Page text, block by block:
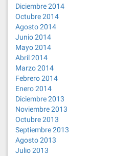
Diciembre 2014
Octubre 2014
Agosto 2014
Junio 2014
Mayo 2014
Abril 2014
Marzo 2014
Febrero 2014
Enero 2014
Diciembre 2013
Noviembre 2013
Octubre 2013
Septiembre 2013
Agosto 2013
Julio 2013